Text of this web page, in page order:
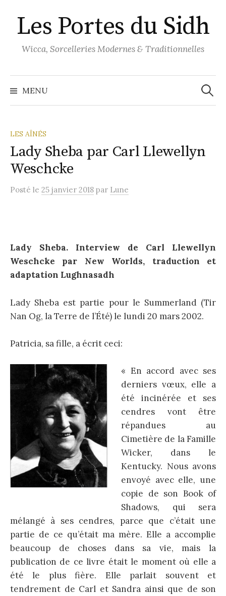
au
contenu
Les Portes du Sidh
Wicca, Sorcelleries Modernes & Traditionnelles
MENU
LES AÎNÉS
Lady Sheba par Carl Llewellyn
Weschcke
Posté le 25 janvier 2018 par Lune
Lady Sheba. Interview de Carl Llewellyn
Weschcke par New Worlds, traduction et
adaptation Lughnasadh
Lady Sheba est partie pour le Summerland (Tir
Nan Og, la Terre de l’Été) le lundi 20 mars 2002.
Patricia, sa fille, a écrit ceci:
« En accord avec ses
derniers vœux, elle a
été incinérée et ses
cendres vont être
répandues au
Cimetière de la Famille
Wicker, dans le
Kentucky. Nous avons
envoyé avec elle, une
copie de son Book of
Shadows, qui sera
mélangé à ses cendres, parce que c’était une
partie de ce qu’était ma mère. Elle a accomplie
beaucoup de choses dans sa vie, mais la
publication de ce livre était le moment où elle a
été le plus fière. Elle parlait souvent et
tendrement de Carl et Sandra ainsi que de son